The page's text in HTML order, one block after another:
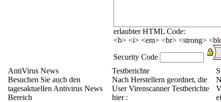
erlaubter HTML Code:
<b> <i> <em> <br> <strong>
Security Code
AntiVirus News
Besuchen Sie auch den
tagesaktuellen Antivirus News
Bereich
Testberichte
Nach Herstellern geordnet, die
User Virenscanner Testberichte
hier :